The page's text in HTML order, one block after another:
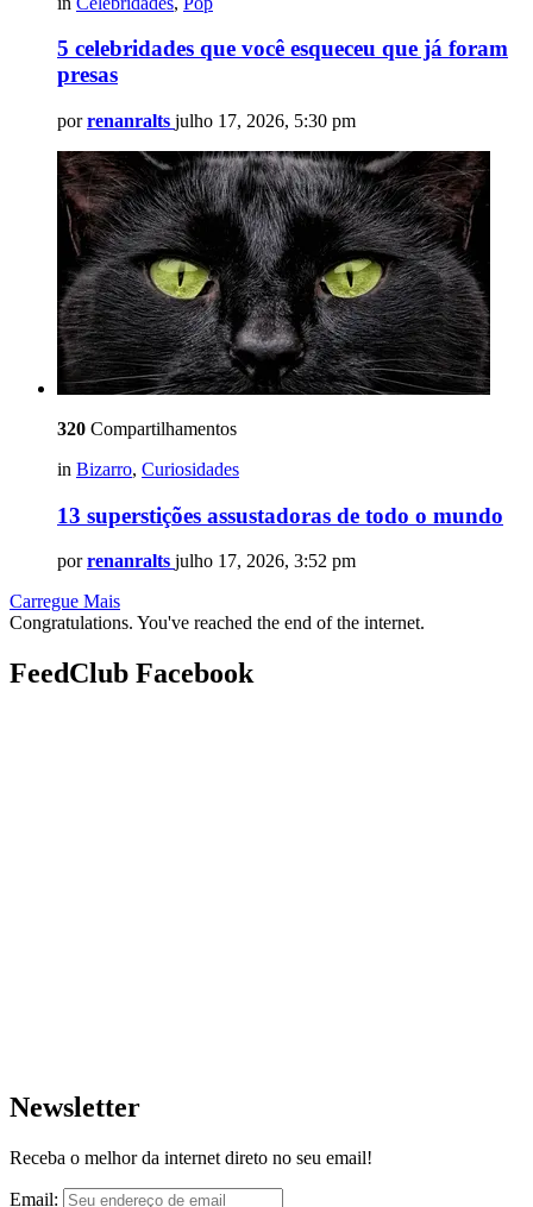
5 celebridades que você esqueceu que já foram
presas
por renanralts julho 17, 2026, 5:30 pm
320 Compartilhamentos
in Bizarro, Curiosidades
13 superstições assustadoras de todo o mundo
por renanralts julho 17, 2026, 3:52 pm
Carregue Mais
Congratulations. You've reached the end of the internet.
FeedClub Facebook
Newsletter
Receba o melhor da internet direto no seu email!
Email: